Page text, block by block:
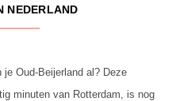
NEDERLAND
je Oud-Beijerland al? Deze
minuten van Rotterdam, is nog